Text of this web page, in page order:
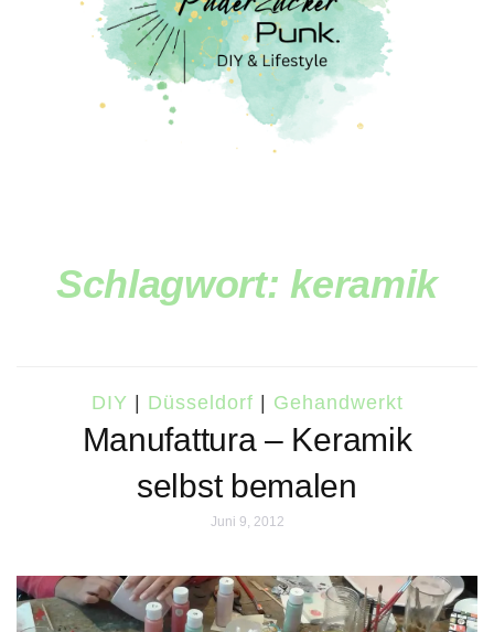
Schlagwort: keramik
DIY Düsseldorf Gehandwerkt
Manufattura – Keramik
selbst bemalen
Juni 9, 2012